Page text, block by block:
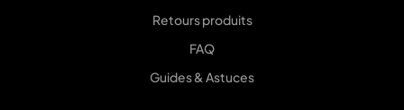
Retours produits
FAQ
Guides & Astuces